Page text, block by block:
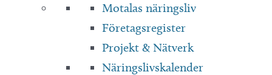
Motalas näringsliv
Företagsregister
Projekt & Nätverk
Näringslivskalender